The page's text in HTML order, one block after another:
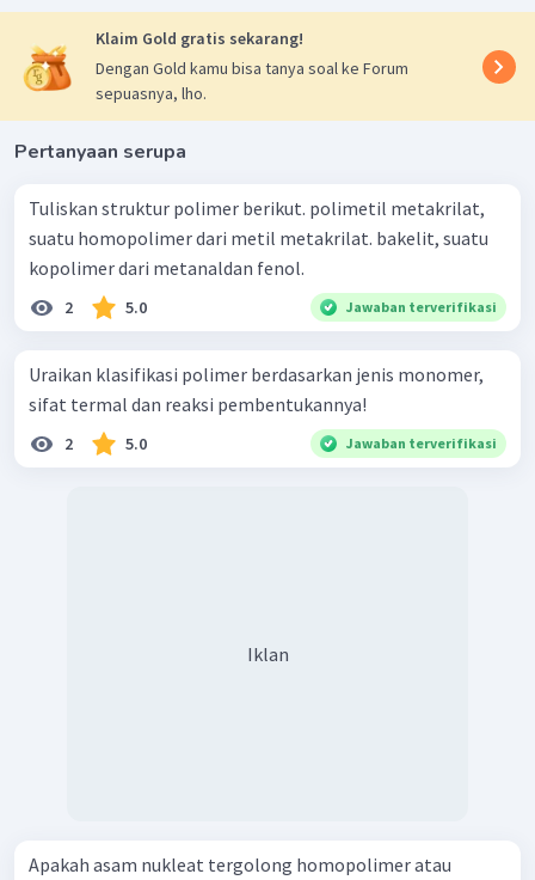
Klaim Gold gratis sekarang!
Dengan Gold kamu bisa tanya soal ke Forum
sepuasnya, lho.
Pertanyaan serupa
Tuliskan struktur polimer berikut. polimetil metakrilat,
suatu homopolimer dari metil metakrilat. bakelit, suatu
kopolimer dari metanaldan fenol.
2 5.0 Jawaban terverifikasi
Uraikan klasifikasi polimer berdasarkan jenis monomer,
sifat termal dan reaksi pembentukannya!
2 5.0 Jawaban terverifikasi
Iklan
Apakah asam nukleat tergolong homopolimer atau